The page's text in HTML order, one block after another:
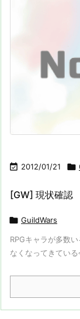
 2012/01/21 
[GW] 現状確認
 GuildWars
RPGキャラが多数
なくなってきてい